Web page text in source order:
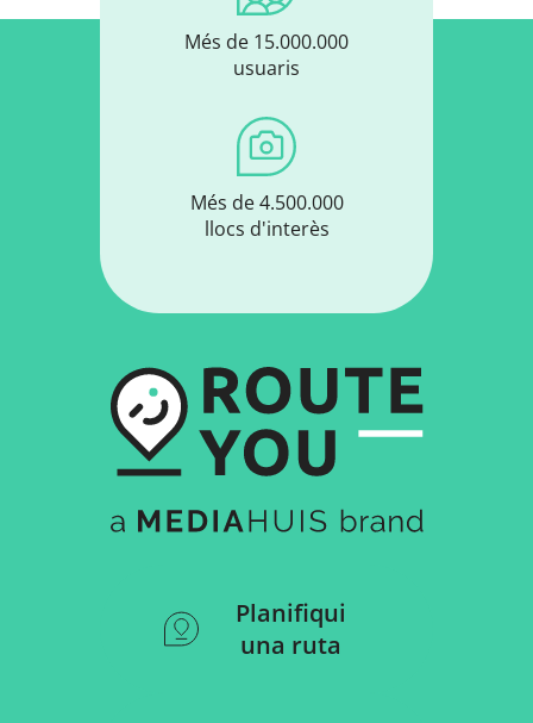
Més de 15.000.000
usuaris
Més de 4.500.000
llocs d'interès
Planifiqui
una ruta